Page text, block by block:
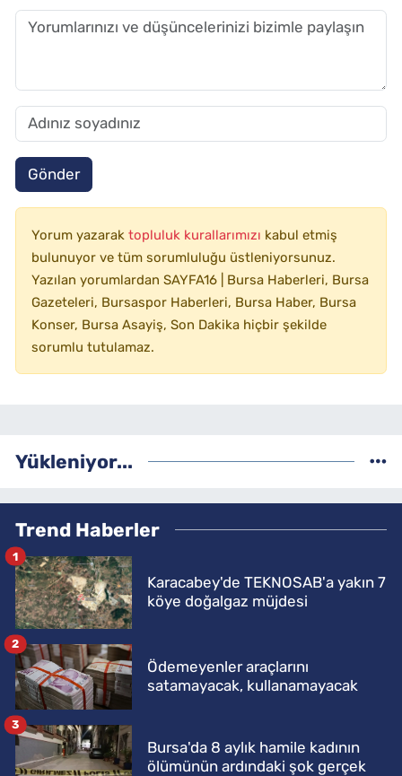
Gönder
Yorum yazarak topluluk kurallarımızı kabul etmiş
bulunuyor ve tüm sorumluluğu üstleniyorsunuz.
Yazılan yorumlardan SAYFA16 | Bursa Haberleri, Bursa
Gazeteleri, Bursaspor Haberleri, Bursa Haber, Bursa
Konser, Bursa Asayiş, Son Dakika hiçbir şekilde
sorumlu tutulamaz.
Yükleniyor...
Trend Haberler
Karacabey'de TEKNOSAB'a yakın 7
köye doğalgaz müjdesi
1
Ödemeyenler araçlarını
satamayacak, kullanamayacak
2
Bursa'da 8 aylık hamile kadının
ölümünün ardındaki şok gerçek
3